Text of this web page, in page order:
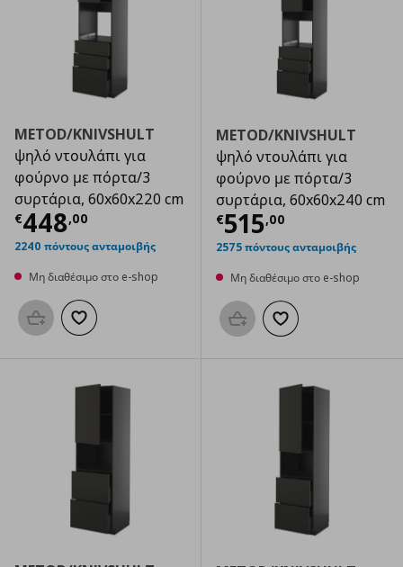
METOD/KNIVSHULT
ψηλό ντουλάπι για
φούρνο με πόρτα/3
συρτάρια, 60x60x220 cm
€448,00
Τρέχουσα τιμή € 448,00
2240 πόντους ανταμοιβής
Μη διαθέσιμο στο e-shop
Προσθήκη στο καλάθι
Προσθήκη στα αγαπημένα
METOD/KNIVSHULT
ψηλό ντουλάπι για
φούρνο με πόρτα/3
συρτάρια, 60x60x240 cm
€515,00
Τρέχουσα
2575 πόντους ανταμοιβής
Μη διαθέσιμο στο e-shop
Προσθήκη στο καλάθι
Προσθήκη στα